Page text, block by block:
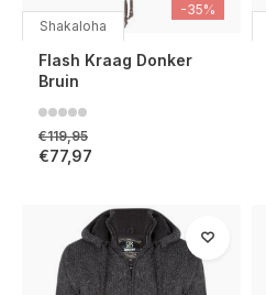
-35%
Shakaloha
Flash Kraag Donker
Bruin
€119,95
€77,97